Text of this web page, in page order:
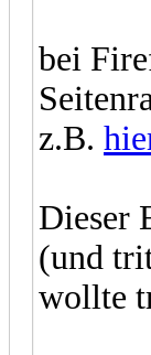
bei
z.B.
Dieser
(und
wollte